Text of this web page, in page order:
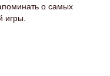
о самых
игры.